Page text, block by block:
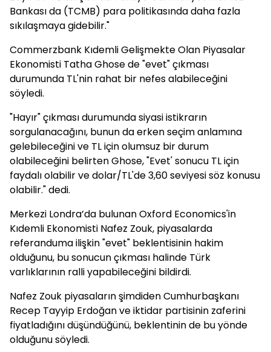
Bankası da (TCMB) para politikasında daha fazla
sıkılaşmaya gidebilir."
Commerzbank Kıdemli Gelişmekte Olan Piyasalar
Ekonomisti Tatha Ghose de "evet" çıkması
durumunda TL'nin rahat bir nefes alabileceğini
söyledi.
"Hayır" çıkması durumunda siyasi istikrarın
sorgulanacağını, bunun da erken seçim anlamına
gelebileceğini ve TL için olumsuz bir durum
olabileceğini belirten Ghose, "Evet' sonucu TL için
faydalı olabilir ve dolar/TL'de 3,60 seviyesi söz konusu
olabilir." dedi.
Merkezi Londra’da bulunan Oxford Economics'in
Kıdemli Ekonomisti Nafez Zouk, piyasalarda
referanduma ilişkin "evet" beklentisinin hakim
olduğunu, bu sonucun çıkması halinde Türk
varlıklarının ralli yapabileceğini bildirdi.
Nafez Zouk piyasaların şimdiden Cumhurbaşkanı
Recep Tayyip Erdoğan ve iktidar partisinin zaferini
fiyatladığını düşündüğünü, beklentinin de bu yönde
olduğunu söyledi.